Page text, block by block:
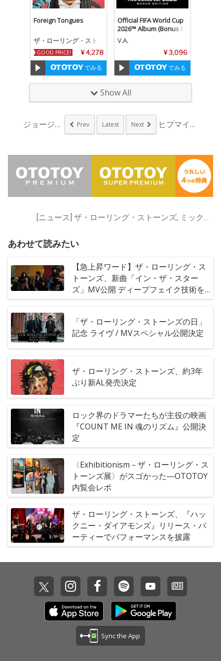
Foreign Tongues
ザ・ローリング・スト
ーンズ
¥ 4,278
GOOD PRICE!
でみる
Official FIFA World Cup
2026™ Album (Bonus E
dition)
V.A.
¥ 3,096
でみる
Show All
ジョージ・マイケルの... Prev Latest Next ヒプマイ、ナゴヤ・デ...
[ニュース] ザ・ローリング・ストーンズ, ミック・ジャガー
あわせて読みたい
【急上昇ワード】ザ・ローリング・ス
トーンズ、新曲「イン・ザ・スター
ズ」MV公開 ディープフェイク技術を
用いて制作
「ザ・ローリング・ストーンズの日」
記念 ライヴ / MVスペシャル公開決定
ザ・ローリング・ストーンズ、約3年
ぶり新AL発売決定
ロック界のドラマーたちが主役の映画
『COUNT ME IN 魂のリズム』公開決
定
〈Exhibitionism－ザ・ローリング・ス
トーンズ展〉がスゴかった―OTOTOY
内覧会レポ
ザ・ローリング・ストーンズ、『ハッ
クニー・ダイアモンズ』リリース・パ
ーティーでパフォーマンスを披露
Sync the App